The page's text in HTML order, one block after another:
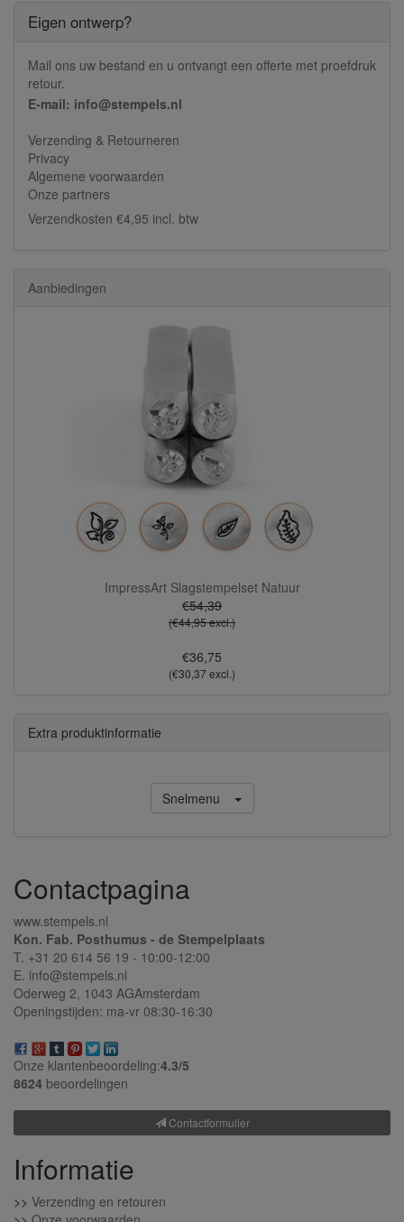
Eigen ontwerp?
Mail ons uw bestand en u ontvangt een offerte met proefdruk
retour.
E-mail: info@stempels.nl
Verzending & Retourneren
Privacy
Algemene voorwaarden
Onze partners
Verzendkosten €4,95 incl. btw
Aanbiedingen
ImpressArt Slagstempelset Natuur
€54,39
(€44,95 excl.)
€36,75
(€30,37 excl.)
Extra produktinformatie
Snelmenu
Contactpagina
www.stempels.nl
Kon. Fab. Posthumus - de Stempelplaats
T. +31 20 614 56 19 - 10:00-12:00
E. info@stempels.nl
Oderweg 2, 1043 AGAmsterdam
Openingstijden: ma-vr 08:30-16:30
Onze klantenbeoordeling:4.3/5
8624 beoordelingen
Contactformulier
Informatie
>> Verzending en retouren